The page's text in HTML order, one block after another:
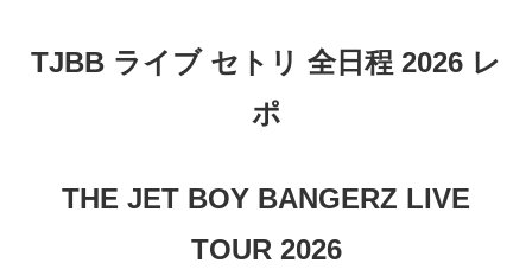
TJBB ライブ セトリ 全日程 2026 レ
ポ
THE JET BOY BANGERZ LIVE
TOUR 2026